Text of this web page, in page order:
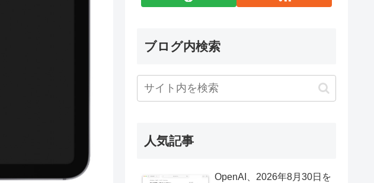
ブログ内検索
人気記事
OpenAI、2026年8月30日を